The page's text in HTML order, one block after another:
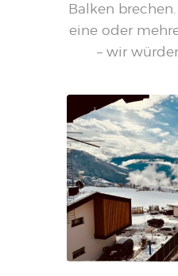
Balken
eine oder
– wir